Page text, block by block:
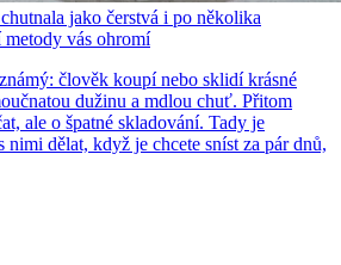
jako čerstvá i po několika
vás ohromí
člověk koupí nebo sklidí krásné
dužinu a mdlou chuť. Přitom
ale o špatné skladování. Tady je
nimi dělat, když je chcete sníst za pár dnů,